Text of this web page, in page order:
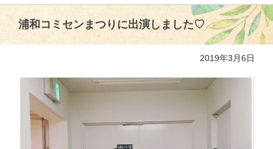
浦和コミセンまつりに出演しました♡
2019年3月6日